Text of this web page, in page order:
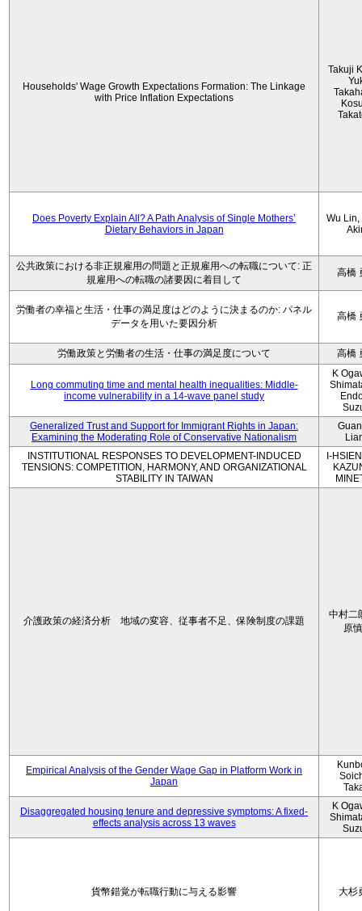
Households' Wage Growth Expectations Formation: The Linkage
with Price Inflation Expectations
Takuji
Does Poverty Explain All? A Path Analysis of Single Mothers’
Dietary Behaviors in Japan
Wu Lin,
公共政策における非正規雇用の問題と正規雇用への転職について: 正
規雇用への転職の諸要因に着目して
高橋
労働者の幸福と生活・仕事の満足度はどのように決まるのか: パネル
データを用いた要因分析
高橋
労働政策と労働者の生活・仕事の満足度について 高橋
Long commuting time and mental health inequalities: Middle-
income vulnerability in a 14-wave panel study
K
Generalized Trust and Support for Immigrant Rights in Japan:
Examining the Moderating Role of Conservative Nationalism
INSTITUTIONAL RESPONSES TO DEVELOPMENT-INDUCED
TENSIONS: COMPETITION, HARMONY, AND ORGANIZATIONAL
STABILITY IN TAIWAN
I-
介護政策の経済分析 地域の変容、従事者不足、保険制度の課題
中村二
原
Empirical Analysis of the Gender Wage Gap in Platform Work in
Japan
Disaggregated housing tenure and depressive symptoms: A fixed-
effects analysis across 13 waves
K
貨幣錯覚が転職行動に与える影響 大杉